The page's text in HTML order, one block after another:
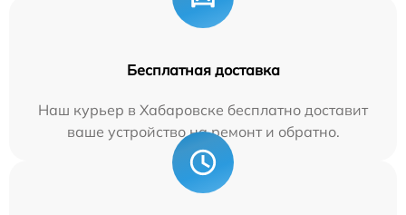
Бесплатная доставка
Наш курьер в Хабаровске бесплатно доставит
ваше устройство на ремонт и обратно.